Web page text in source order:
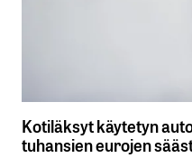
Kotiläksyt käytetyn
tuhansien eurojen